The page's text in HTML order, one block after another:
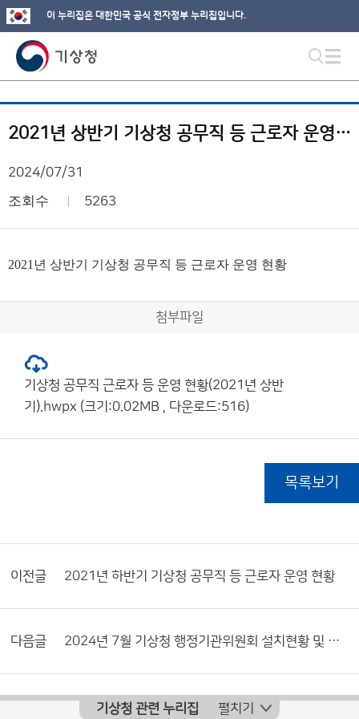
이 누리집은 대한민국 공식 전자정부 누리집입니다.
2021년 상반기 기상청 공무직 등 근로자 운영 현황
2024/07/31
조회수 5263
2021년 상반기 기상청 공무직 등 근로자 운영 현황
첨부파일
기상청 공무직 근로자 등 운영 현황(2021년 상반
기).hwpx (크기:0.02MB , 다운로드:516)
목록보기
이전글 2021년 하반기 기상청 공무직 등 근로자 운영 현황
다음글 2024년 7월 기상청 행정기관위원회 설치현황 및 활동내역서
기상청 관련 누리집 펼치기